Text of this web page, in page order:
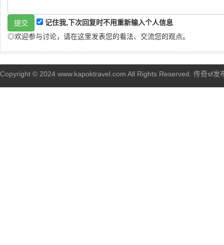
记住我,下次回复时不用重新输入个人信息
◎欢迎参与讨论，请在这里发表您的看法、交流您的观点。
Copyright © 2024 www.kapoktravel.com All Rights Reserved. 传奇sf发